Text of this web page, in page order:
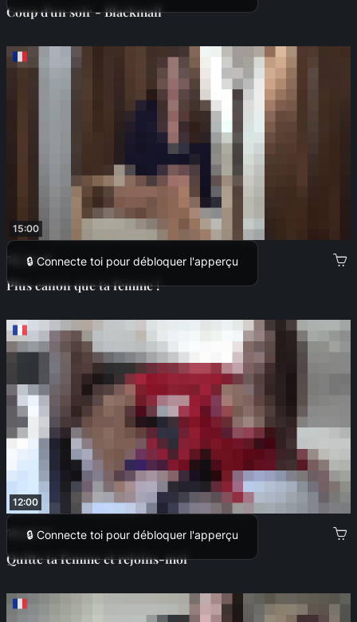
Coup d'un soir - Blackmail
15:00
🔒 Connecte toi pour débloquer l'apperçu
18,00 €
Plus canon que ta femme !
12:00
🔒 Connecte toi pour débloquer l'apperçu
16,00 €
Quitte ta femme et rejoins-moi